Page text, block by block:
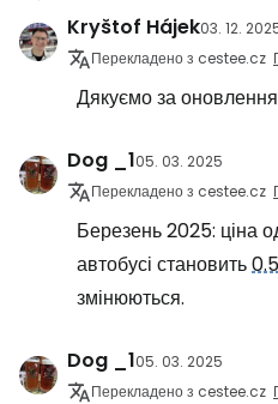
Kryštof Hájek03. 12.
Перекладено з cestee.cz
Дякуємо за
Dog _105. 03. 2025
Перекладено з cestee.cz
Березень 2025: ціна
автобусі становить
змінюються.
Dog _105. 03. 2025
Перекладено з cestee.cz